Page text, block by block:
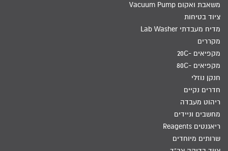
משאבת ואקום Vacuum Pump
ציוד בטיחות
מדיח מעבדתי Lab Washer
מקררים
מקפיאים -20C
מקפיאים -80C
חנקן נוזלי
חדרים נקיים
ריהוט מעבדה
מחשבים וניידים
ריאגנטים Reagents
שרותים מיוחדים